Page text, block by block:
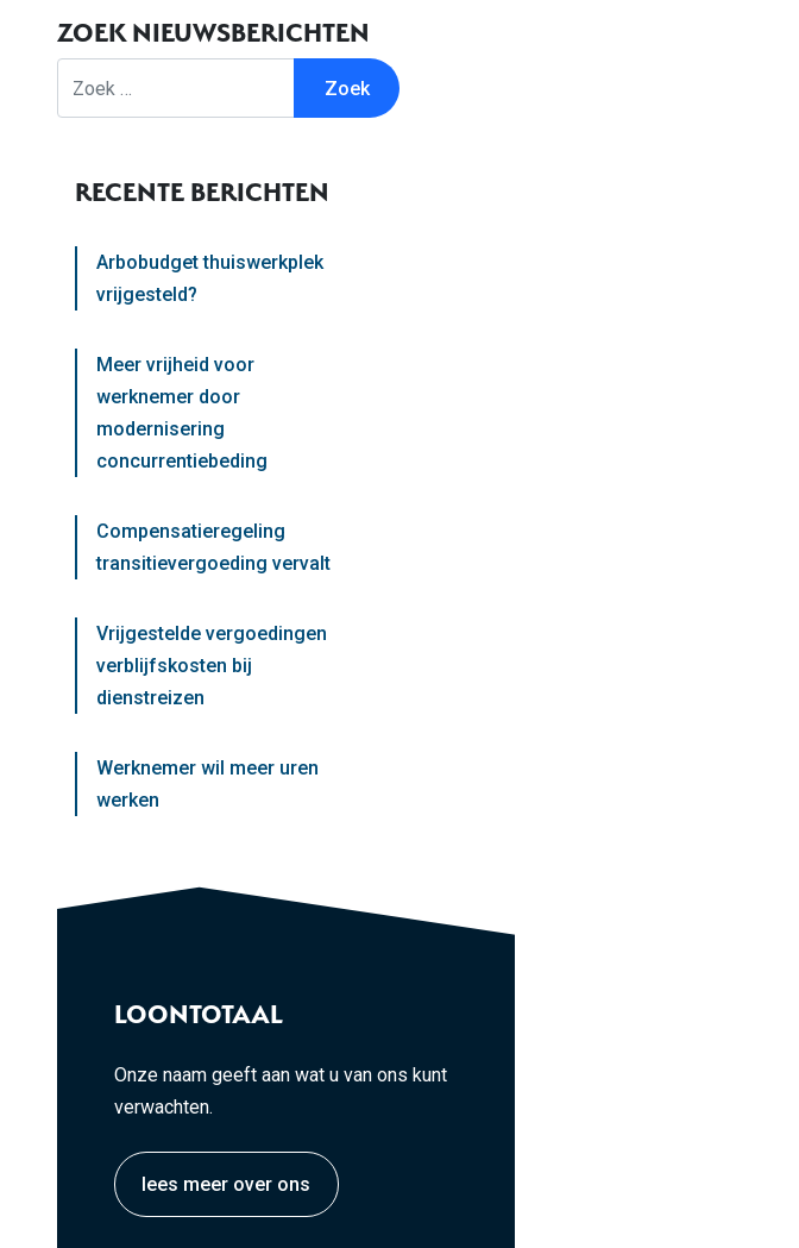
ZOEK NIEUWSBERICHTEN
RECENTE BERICHTEN
Arbobudget thuiswerkplek
vrijgesteld?
Meer vrijheid voor
werknemer door
modernisering
concurrentiebeding
Compensatieregeling
transitievergoeding vervalt
Vrijgestelde vergoedingen
verblijfskosten bij
dienstreizen
Werknemer wil meer uren
werken
LOONTOTAAL
Onze naam geeft aan wat u van ons kunt
verwachten.
lees meer over ons